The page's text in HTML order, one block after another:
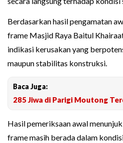
Berdasarkan hasil pengamatan
frame Masjid Raya Baitul
indikasi kerusakan yang
maupun stabilitas konstruksi.
Baca Juga:
285 Jiwa di Parigi Moutong
Hasil pemeriksaan awal
frame masih berada dalam